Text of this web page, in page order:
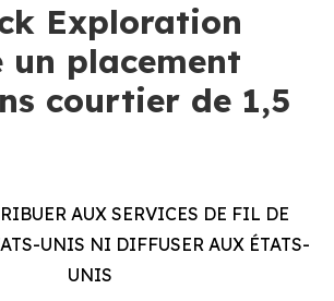
Exploration
un placement
courtier de 1,5
AUX SERVICES DE FIL DE
UNIS NI DIFFUSER AUX ÉTATS-
UNIS